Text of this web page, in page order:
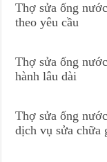
Thợ sửa ống
theo yêu cầu
Thợ sửa ống
hành lâu dài
Thợ sửa ống
dịch vụ sửa chữa